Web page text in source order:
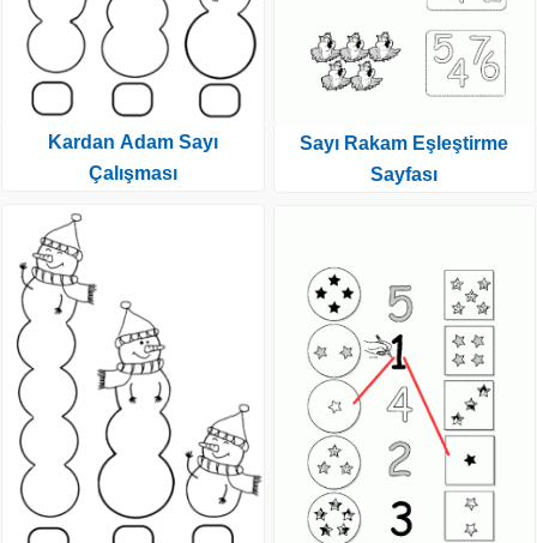
Kardan Adam Sayı
Çalışması
Sayı Rakam Eşleştirme
Sayfası